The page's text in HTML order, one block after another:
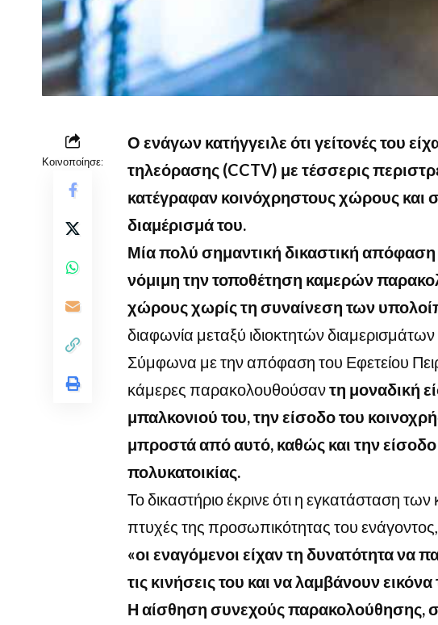
Κοινοποίησε:
Ο ενάγων κατήγγειλε ότι γείτονές του
τηλεόρασης (CCTV) με τέσσερις
κατέγραφαν κοινόχρηστους χώρους
διαμέρισμά του.
Μία πολύ σημαντική δικαστική απόφαση
νόμιμη την τοποθέτηση καμερών
χώρους χωρίς τη συναίνεση των
διαφωνία μεταξύ ιδιοκτητών διαμερισμάτων
Σύμφωνα με την απόφαση του Εφετείου
κάμερες παρακολουθούσαντη μοναδική
μπαλκονιού του, την είσοδο του
μπροστά από αυτό, καθώς και την
πολυκατοικίας.
Το δικαστήριο έκρινε ότι η εγκατάσταση
πτυχές της προσωπικότητας του
«οι εναγόμενοι είχαν τη δυνατότητα να
τις κινήσεις του και να λαμβάνουν
Η αίσθηση συνεχούς παρακολούθησης,